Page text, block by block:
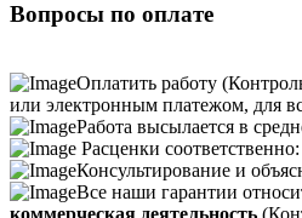
Вопросы по оплате
Оплатить работу
или электронным платежом, для
Работа высылается в
Расценки
Консультирование и
Все наши гарантии